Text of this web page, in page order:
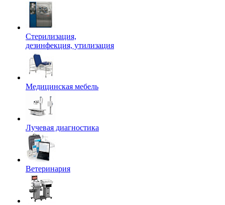
Стерилизация,
дезинфекция, утилизация
Медицинская мебель
Лучевая диагностика
Ветеринария